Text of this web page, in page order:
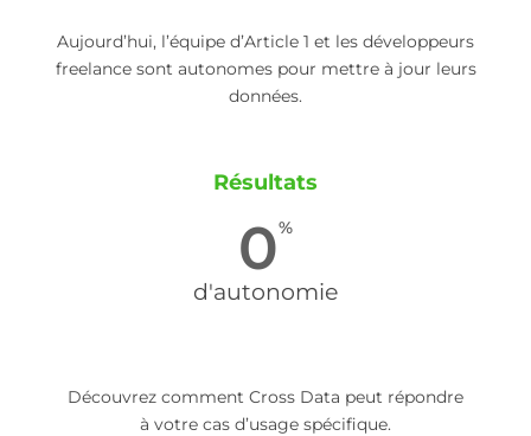
Aujourd’hui, l’équipe d’Article 1 et les développeurs
freelance sont autonomes pour mettre à jour leurs
données.
Résultats
d'autonomie
0%
Découvrez comment Cross Data peut répondre
à votre cas d’usage spécifique.